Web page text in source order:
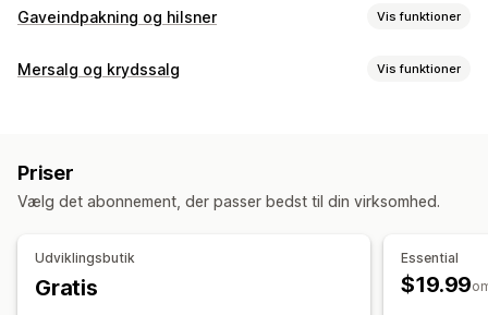
Gaveindpakning og hilsner Vis funktioner
Gavemuligheder
Tilpasning
Automatisk tagging
Leveringsdato
Flere sprog
Tilpasset kode
Mersalg og krydssalg Vis funktioner
Indkøbskurvskuffe
Flere sprog
Priser
Vælg det abonnement, der passer bedst til din virksomhed.
Udviklingsbutik
Gratis
Essential
$19.99